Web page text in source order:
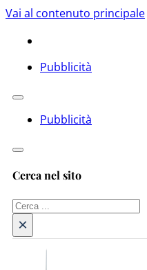
Vai al contenuto principale
Pubblicità
Pubblicità
Cerca nel sito
Cerca
×